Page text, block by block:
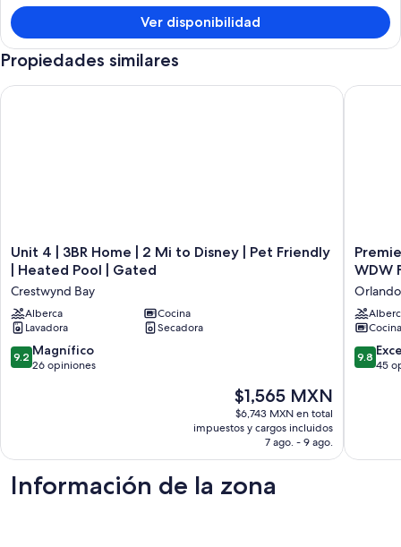
Ver disponibilidad
Propiedades similares
Unit
4
3BR
Home
|
2
Mi
|
Heated
Pool
Unit 4 | 3BR Home | 2 Mi to Disney | Pet Friendly
| Heated Pool | Gated
Crestwynd Bay
Alberca
Cocina
Lavadora
Secadora
9.2
de
9.2 Magnífico
26 opiniones
El
precio
actual
de
$1,565 MXN
$6,743 MXN en total
impuestos y cargos incluidos
7 ago. - 9 ago.
Unit 4 | 3BR Home | 2 Mi to Disney | Pet Friendly | Heated
Premier
2/2
in
Disney
Springs
See
WDW
Orlando
WDW
Orlando
Cocina
9.8
de
9.8
45
Premier
Información de la zona